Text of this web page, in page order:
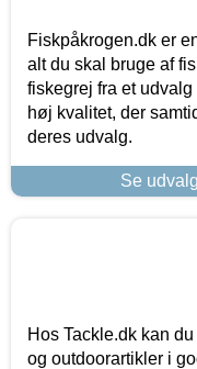
Fiskpåkrogen.dk er
alt du skal bruge af
fiskegrej fra et
høj kvalitet, der
deres udvalg.
Se
Hos Tackle.dk kan
og outdoorartikler i